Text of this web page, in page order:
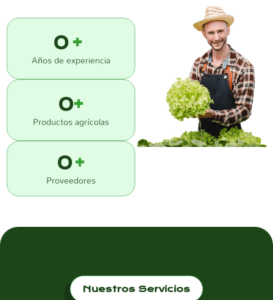
0+
Años de experiencia
0+
Productos agrícolas
0+
Proveedores
Nuestros Servicios